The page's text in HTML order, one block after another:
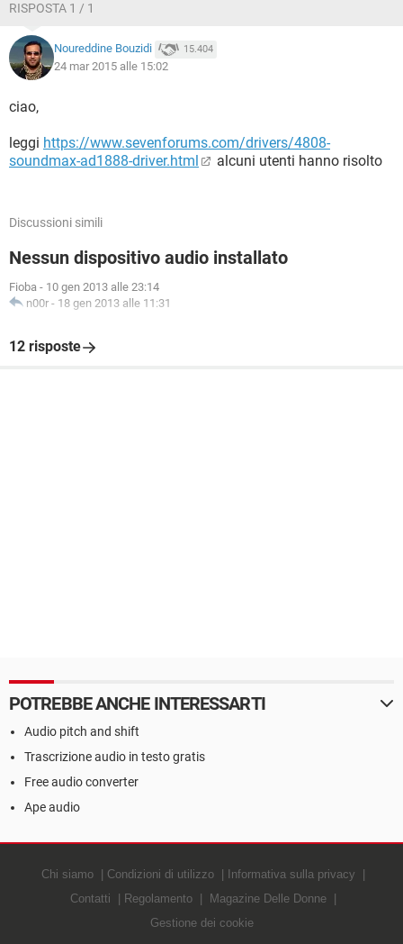
RISPOSTA 1 / 1
Noureddine Bouzidi 15.404
24 mar 2015 alle 15:02
ciao,
leggi https://www.sevenforums.com/drivers/4808-
soundmax-ad1888-driver.html
alcuni utenti hanno risolto
Discussioni simili
Nessun dispositivo audio installato
Fioba - 10 gen 2013 alle 23:14
n00r - 18 gen 2013 alle 11:31
12 risposte
POTREBBE ANCHE INTERESSARTI
Audio pitch and shift
Trascrizione audio in testo gratis
Free audio converter
Ape audio
Chi siamo Condizioni di utilizzo
Informativa sulla privacy
Contatti
Regolamento
Magazine Delle Donne
Gestione dei cookie